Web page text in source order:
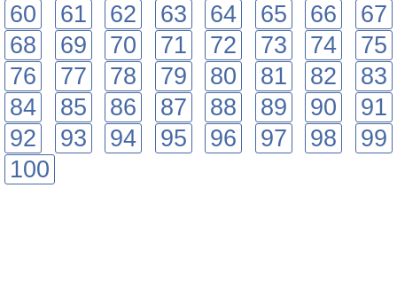
60
61 62 63 64 65 66
67
68
69 70 71 72 73 74
75
76
77 78 79 80 81 82
83
84
85 86 87 88 89 90
91
92
93 94 95 96 97 98
99
100